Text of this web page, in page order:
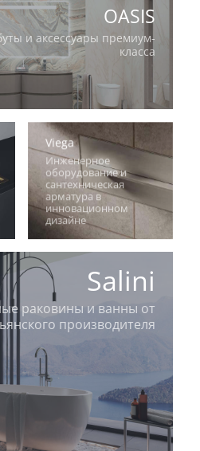
OASIS
и аксессуары премиум-
класса
Salini
раковины и ванны от
производителя
Viega
Инженерное
оборудование и
сантехническая
арматура в
инновационном
дизайне